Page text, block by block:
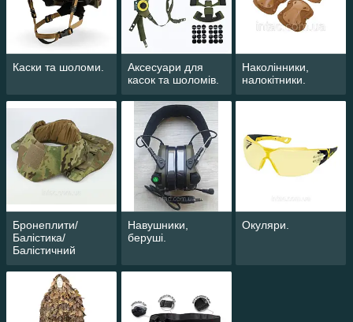
Каски та шоломи.
Аксесуари для
касок та шоломів.
Наколінники,
налокітники.
Бронеплити/
Балістика/
Балістичний
Навушники,
беруші.
Окуляри.